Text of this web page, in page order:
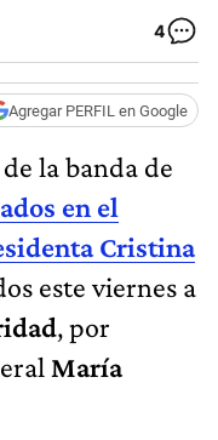
4
Agregar PERFIL en Google
la banda de
en el
Cristina
este viernes a
, por
María